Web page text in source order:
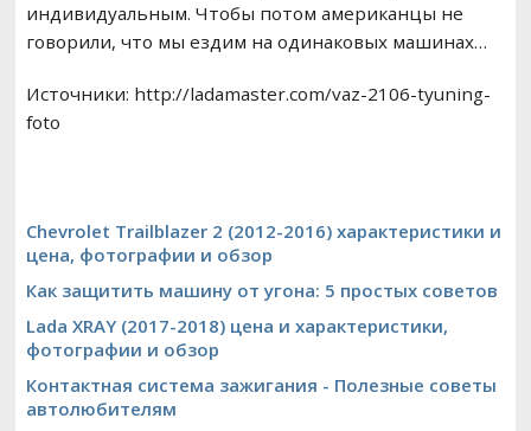
индивидуальным. Чтобы потом американцы не
говорили, что мы ездим на одинаковых машинах…
Источники: http://ladamaster.com/vaz-2106-tyuning-
foto
Chevrolet Trailblazer 2 (2012-2016) характеристики и
цена, фотографии и обзор
Как защитить машину от угона: 5 простых советов
Lada XRAY (2017-2018) цена и характеристики,
фотографии и обзор
Контактная система зажигания - Полезные советы
автолюбителям